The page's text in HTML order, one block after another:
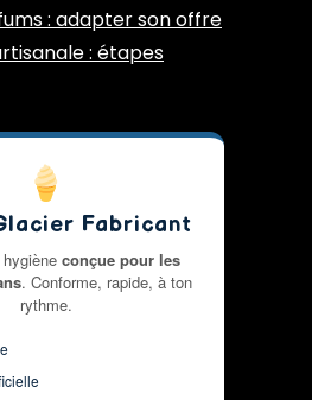
: adapter son offre
: étapes
Fabricant
conçue pour les
. Conforme, rapide, à ton
rythme.